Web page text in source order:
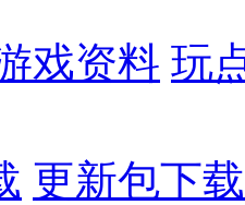
戏资料 玩
更新包下载